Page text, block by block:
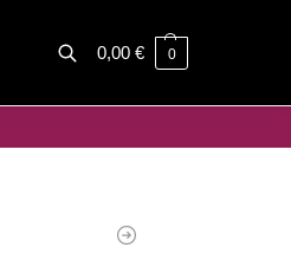
0,00 € 0